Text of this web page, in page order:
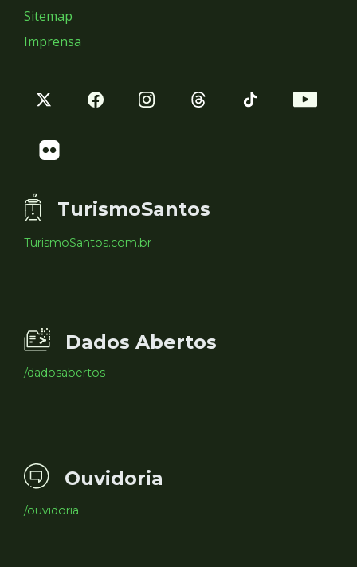
Sitemap
Imprensa
TurismoSantos
TurismoSantos.com.br
Dados Abertos
/dadosabertos
Ouvidoria
/ouvidoria